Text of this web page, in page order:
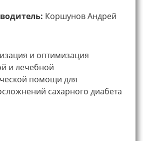
Коршунов Андрей
и оптимизация
и лечебной
помощи для
сахарного диабета